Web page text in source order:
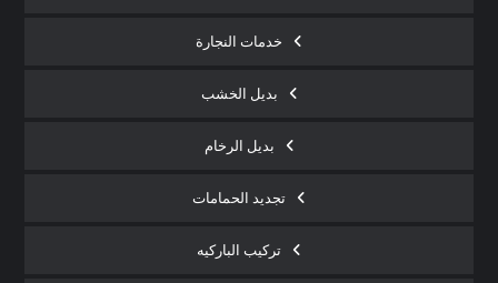
خدمات النجارة
بديل الخشب
بديل الرخام
تجديد الحمامات
تركيب الباركيه